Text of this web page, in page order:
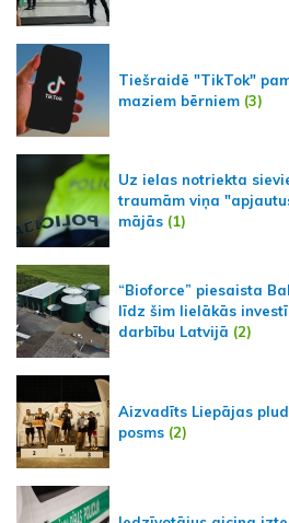
Tiešraidē "TikTok"
maziem bērniem (3)
Uz ielas notriekta
traumām viņa
mājās (1)
“Bioforce” piesaista
līdz šim lielākās
darbību Latvijā (2)
Aizvadīts Liepājas
posms (2)